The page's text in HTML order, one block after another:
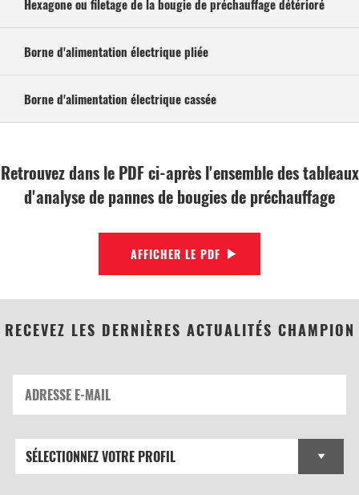
Hexagone ou filetage de la bougie de préchauffage détérioré
Borne d'alimentation électrique pliée
Borne d'alimentation électrique cassée
Retrouvez dans le PDF ci-après l'ensemble des tableaux
d'analyse de pannes de bougies de préchauffage
AFFICHER LE PDF
RECEVEZ LES DERNIÈRES ACTUALITÉS CHAMPION